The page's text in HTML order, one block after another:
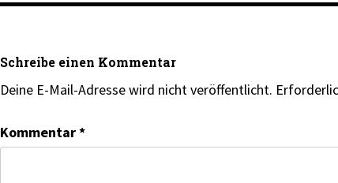
Schreibe einen Kommentar
Deine E-Mail-Adresse wird nicht veröffentlicht.
Kommentar*